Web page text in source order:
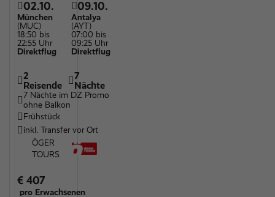
02.10.
München
(MUC)
18:50 bis
22:55 Uhr
Direktflug
09.10.
Antalya
(AYT)
07:00 bis
09:25 Uhr
Direktflug
2
Reisende
7
Nächte
7 Nächte im DZ Promo
ohne Balkon
Frühstück
inkl. Transfer vor Ort
ÖGER
TOURS
€ 407
pro Erwachsenen